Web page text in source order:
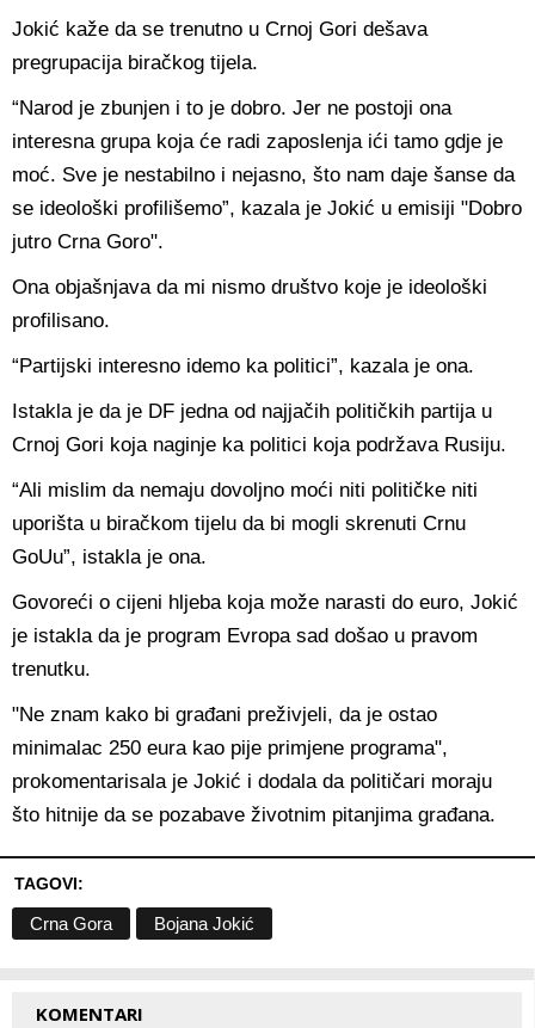
Jokić kaže da se trenutno u Crnoj Gori dešava
pregrupacija biračkog tijela.
“Narod je zbunjen i to je dobro. Jer ne postoji ona
interesna grupa koja će radi zaposlenja ići tamo gdje je
moć. Sve je nestabilno i nejasno, što nam daje šanse da
se ideološki profilišemo”, kazala je Jokić u emisiji "Dobro
jutro Crna Goro".
Ona objašnjava da mi nismo društvo koje je ideološki
profilisano.
“Partijski interesno idemo ka politici”, kazala je ona.
Istakla je da je DF jedna od najjačih političkih partija u
Crnoj Gori koja naginje ka politici koja podržava Rusiju.
“Ali mislim da nemaju dovoljno moći niti političke niti
uporišta u biračkom tijelu da bi mogli skrenuti Crnu
GoUu”, istakla je ona.
Govoreći o cijeni hljeba koja može narasti do euro, Jokić
je istakla da je program Evropa sad došao u pravom
trenutku.
"Ne znam kako bi građani preživjeli, da je ostao
minimalac 250 eura kao pije primjene programa",
prokomentarisala je Jokić i dodala da političari moraju
što hitnije da se pozabave životnim pitanjima građana.
TAGOVI:
Crna Gora Bojana Jokić
KOMENTARI